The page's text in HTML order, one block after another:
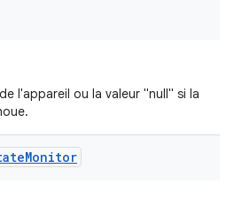
l'appareil ou la valeur "null" si la
Monitor